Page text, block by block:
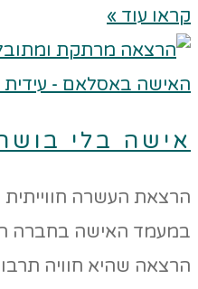
קראו עוד »
אישה בלי
הרצאת העשרה חווייתית
במעמד האישה בחברה
הרצאה שהיא חוויה